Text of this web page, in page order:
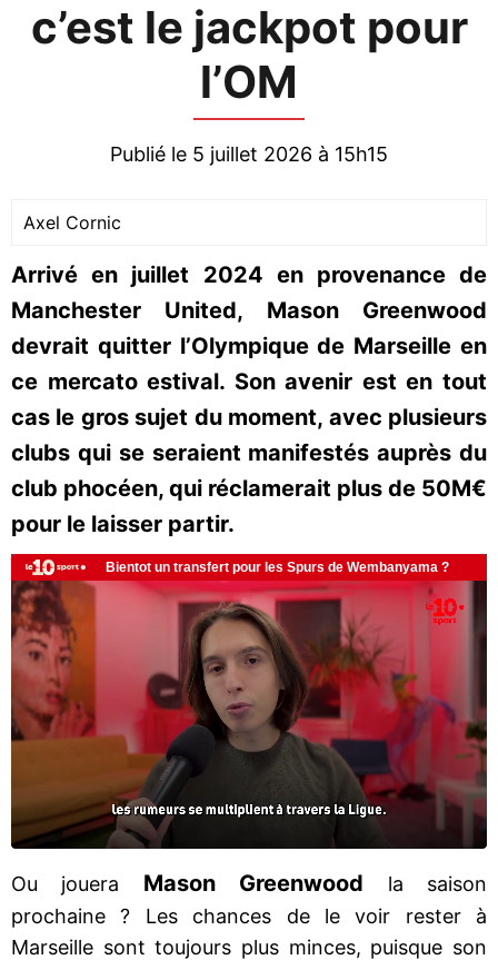
c’est le jackpot pour
l’OM
Publié le 5 juillet 2026 à 15h15
Axel Cornic
Arrivé en juillet 2024 en provenance de
Manchester United, Mason Greenwood
devrait quitter l’Olympique de Marseille en
ce mercato estival. Son avenir est en tout
cas le gros sujet du moment, avec plusieurs
clubs qui se seraient manifestés auprès du
club phocéen, qui réclamerait plus de 50M€
pour le laisser partir.
Ou jouera Mason Greenwood la saison
prochaine ? Les chances de le voir rester à
Marseille sont toujours plus minces, puisque son